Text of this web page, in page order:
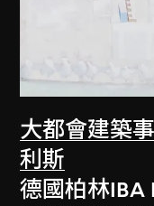
大都會建築
利斯
德國柏林